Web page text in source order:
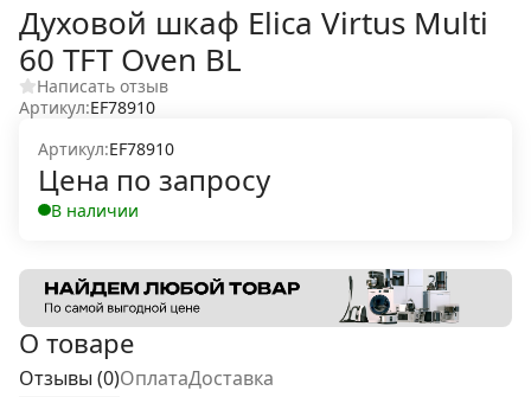
Духовой шкаф Elica Virtus Multi
60 TFT Oven BL
Написать отзыв
Артикул:EF78910
Артикул:EF78910
Цена по запросу
В наличии
О товаре
Отзывы (0)ОплатаДоставка